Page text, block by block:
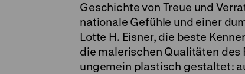
Geschichte von Treue und
nationale Gefühle und einer
Lotte H. Eisner, die beste
die malerischen Qualitäten des
ungemein plastisch gestaltet: